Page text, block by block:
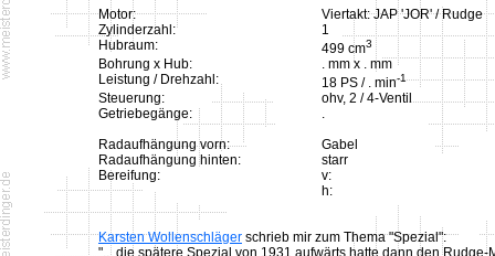
Motor:
Viertakt: JAP 'JOR' / Rudge
Zylinderzahl:
1
Hubraum:
499 cm3
Bohrung x Hub:
. mm x . mm
Leistung / Drehzahl:
18 PS / . min-1
Steuerung:
ohv, 2 / 4-Ventil
Getriebegänge:
.
Radaufhängung vorn:
Gabel
Radaufhängung hinten:
starr
Bereifung:
v:
h:
Karsten Wollenschläger schrieb mir zum Thema "Spezial":
"... die spätere Spezial von 1931 aufwärts hatte dann den Rudge-